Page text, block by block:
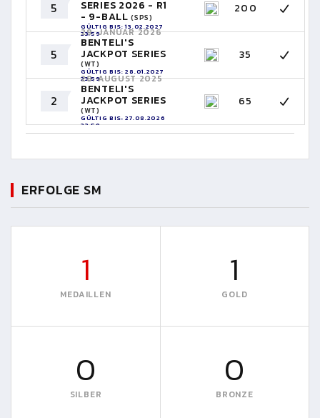
5 SERIES 2026 - R1
- 9-BALL(SPS)
GÜLTIG BIS: 13.02.2027
23:59
200
5
29. JANUAR 2026
BENTELI'S
JACKPOT SERIES
(WT)
GÜLTIG BIS: 28.01.2027
23:59
35
2
28. AUGUST 2025
BENTELI'S
JACKPOT SERIES
(WT)
GÜLTIG BIS: 27.08.2026
23:59
65
ERFOLGE SM
1
MEDAILLEN
1
GOLD
0
SILBER
0
BRONZE